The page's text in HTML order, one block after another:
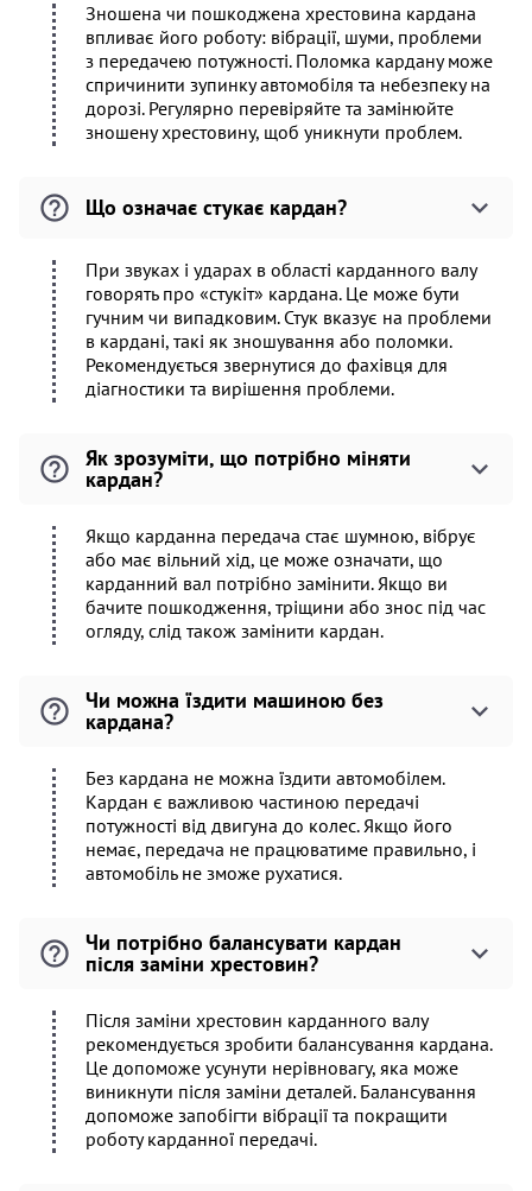
Зношена чи пошкоджена хрестовина кардана
впливає його роботу: вібрації, шуми, проблеми
з передачею потужності. Поломка кардану може
спричинити зупинку автомобіля та небезпеку на
дорозі. Регулярно перевіряйте та замінюйте
зношену хрестовину, щоб уникнути проблем.
Що означає стукає кардан?
При звуках і ударах в області карданного валу
говорять про «стукіт» кардана. Це може бути
гучним чи випадковим. Стук вказує на проблеми
в кардані, такі як зношування або поломки.
Рекомендується звернутися до фахівця для
діагностики та вирішення проблеми.
Як зрозуміти, що потрібно міняти
кардан?
Якщо карданна передача стає шумною, вібрує
або має вільний хід, це може означати, що
карданний вал потрібно замінити. Якщо ви
бачите пошкодження, тріщини або знос під час
огляду, слід також замінити кардан.
Чи можна їздити машиною без
кардана?
Без кардана не можна їздити автомобілем.
Кардан є важливою частиною передачі
потужності від двигуна до колес. Якщо його
немає, передача не працюватиме правильно, і
автомобіль не зможе рухатися.
Чи потрібно балансувати кардан
після заміни хрестовин?
Після заміни хрестовин карданного валу
рекомендується зробити балансування кардана.
Це допоможе усунути нерівновагу, яка може
виникнути після заміни деталей. Балансування
допоможе запобігти вібрації та покращити
роботу карданної передачі.